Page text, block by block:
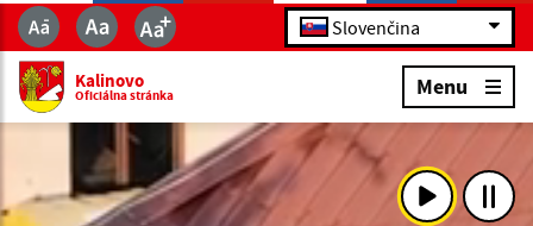
Slovenčina
Kalinovo
Oficiálna stránka Menu